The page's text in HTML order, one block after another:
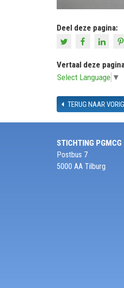
Deel deze pagina:
Vertaal deze
Select Language ▼
TERUG NAAR
STICHTING PGMCG
Postbus 7
5000 AA Tilburg